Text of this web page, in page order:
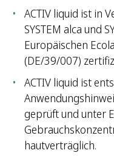
ACTIV liquid ist in
SYSTEM alca und
Europäischen
(DE/39/007)
ACTIV liquid ist
geprüft und unter
hautverträglich.